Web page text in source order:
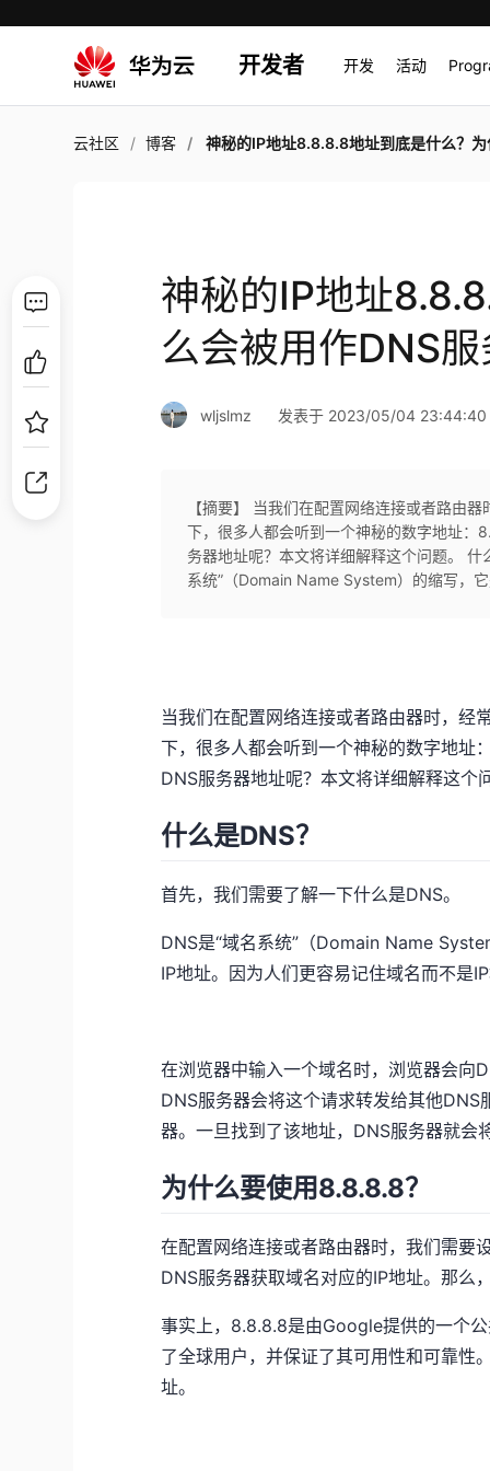
开发者 开发 活动
云社区 博客 神秘的IP地址8.8.8.8地址到底是什么？为什么会被用作DNS服务器地址
神秘的IP地址
么会被用作DNS
wljslmz 发表于 2023/05/04 23:44:40
【摘要】 当我们在配置网络连接或者路由
下，很多人都会听到一个神秘的数字地址
务器地址呢？本文将详细解释这个问题。
系统”（Domain Name System）的缩写，
当我们在配置网络连接或者路由器时，经
下，很多人都会听到一个神秘的数字地址
DNS服务器地址呢？本文将详细解释这个
什么是DNS？
首先，我们需要了解一下什么是DNS。
DNS是“域名系统”（Domain Name
IP地址。因为人们更容易记住域名而不是
在浏览器中输入一个域名时，浏览器会向
DNS服务器会将这个请求转发给其他
器。一旦找到了该地址，DNS服务器就会
为什么要使用8.8.8.8？
在配置网络连接或者路由器时，我们需要
DNS服务器获取域名对应的IP地址。那么
事实上，8.8.8.8是由Google提供的一个
了全球用户，并保证了其可用性和可靠性
址。